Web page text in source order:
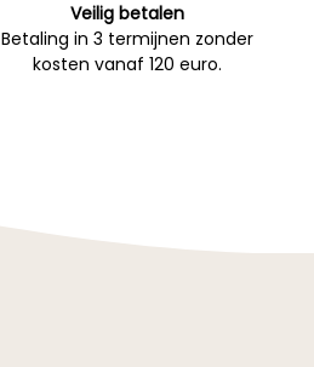
Veilig betalen
Betaling in 3 termijnen zonder
kosten vanaf 120 euro.